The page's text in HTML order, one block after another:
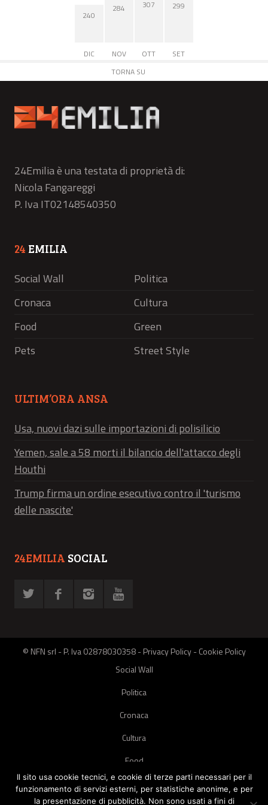
240
DIC
284
NOV
307
OTT
299
SET
TORNA SU
24Emilia è una testata di proprietà di:
Nicola Fangareggi
P. Iva IT02148540350
24 EMILIA
Social Wall
Politica
Cronaca
Cultura
Food
Green
Pets
Street Style
ULTIM’ORA ANSA
Usa, nuovi dazi sulle importazioni di polisilicio
Yemen, sale a 58 morti il bilancio dell'attacco degli
Houthi
Trump firma un ordine esecutivo contro il 'turismo
delle nascite'
24EMILIA SOCIAL
© NFN srl - P. Iva 02878030358 -Privacy Policy-Cookie Policy
Social Wall
Politica
Cronaca
Cultura
Food
Green
Il sito usa cookie tecnici, e cookie di terze parti necessari per il
funzionamento di servizi esterni, per statistiche anonime, e per
la presentazione di pubblicità. Non sono usati a fini di